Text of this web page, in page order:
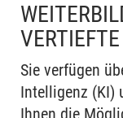
Sie verfügen
Intelligenz (KI)
Ihnen die